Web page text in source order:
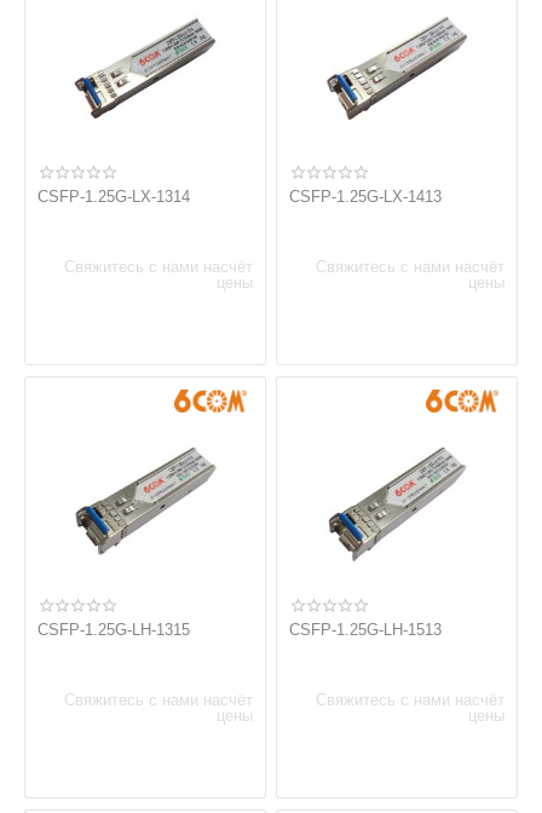
CSFP-1.25G-LX-1314
Свяжитесь с нами насчёт
цены
CSFP-1.25G-LX-1413
Свяжитесь с нами насчёт
цены
CSFP-1.25G-LH-1315
Свяжитесь с нами насчёт
цены
CSFP-1.25G-LH-1513
Свяжитесь с нами насчёт
цены